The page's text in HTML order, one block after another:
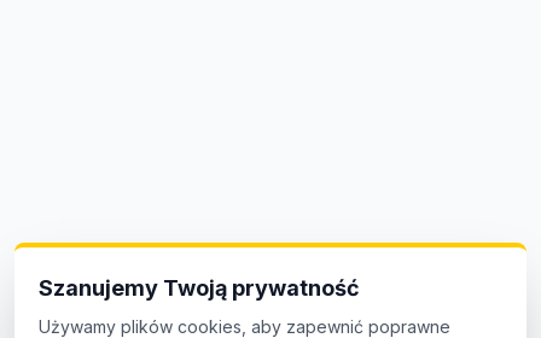
Szanujemy Twoją prywatność
Używamy plików cookies, aby zapewnić poprawne